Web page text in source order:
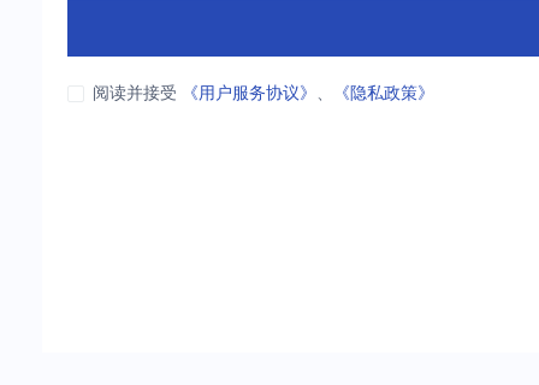
阅读并接受 《用户服务协议》 、 《隐私政策》